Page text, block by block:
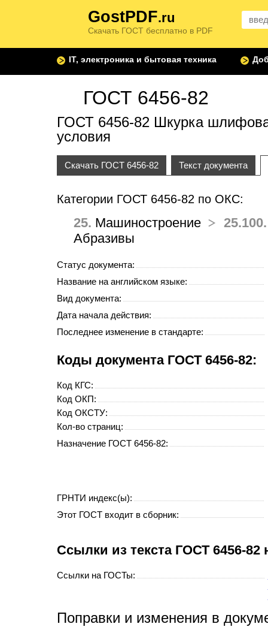
GostPDF.ru
Скачать ГОСТ бесплатно в PDF
IT, электроника и бытовая техника
ГОСТ 6456-82
ГОСТ 6456-82 Шкурка
условия
Скачать ГОСТ 6456-82 Текст документа
Категории ГОСТ 6456-82 по ОКС:
25. Машиностроение 25.100.
Абразивы
Статус документа:
Название на английском языке:
Вид документа:
Дата начала действия:
Последнее изменение в стандарте:
Коды документа ГОСТ 6456-82:
Код КГС:
Код ОКП:
Код ОКСТУ:
Кол-во страниц:
Назначение ГОСТ 6456-82:
ГРНТИ индекс(ы):
Этот ГОСТ входит в сборник:
Cсылки из текста ГОСТ 6456-
Ссылки на ГОСТы:
Поправки и изменения в